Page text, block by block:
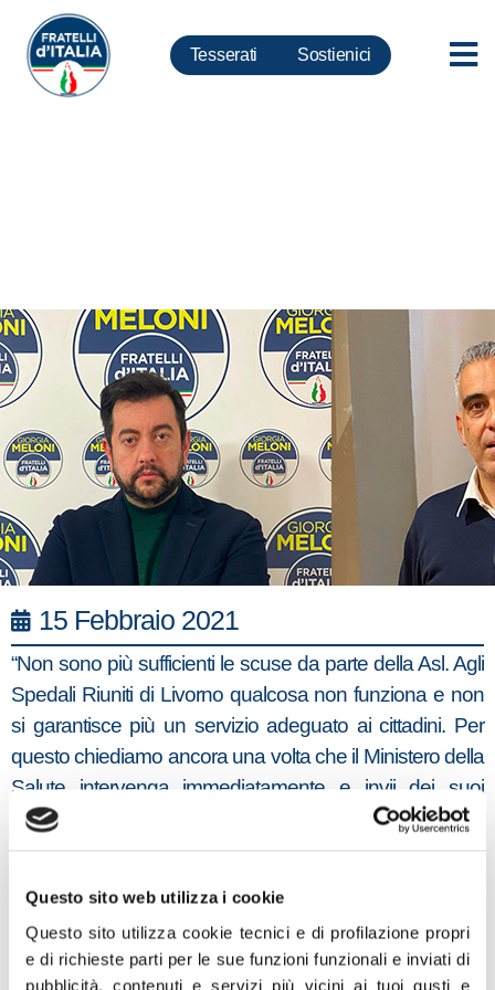
Questo sito web utilizza i cookie
Questo sito utilizza cookie tecnici e di profilazione propri
e di richieste parti per le sue funzioni funzionali e inviati di
pubblicità, contenuti e servizi più vicini ai tuoi gusti e
Tesserati Sostienici
15 Febbraio 2021
“Non sono più sufficienti le scuse da parte della Asl. Agli
Spedali Riuniti di Livorno qualcosa non funziona e non
si garantisce più un servizio adeguato ai cittadini. Per
questo chiediamo ancora una volta che il Ministero della
Salute intervenga immediatamente e invii dei suoi
ispettori per verificare quali sono le condizioni della
Francesco Torselli, e dal Consigliere regionale Diego
Petrucci della Commissione sanità.